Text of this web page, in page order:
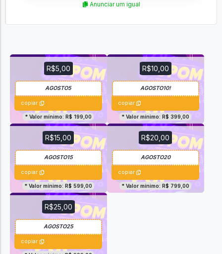
Anunciar um igual
R$5,00
copiar
* Valor mínimo: R$ 199,00
R$10,00
copiar
* Valor mínimo: R$ 399,00
R$15,00
copiar
* Valor mínimo: R$ 599,00
R$20,00
copiar
* Valor mínimo: R$ 799,00
R$25,00
copiar